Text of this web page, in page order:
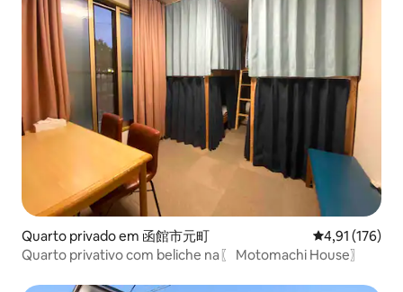
Quarto privado em 函館市元町 Classificação
4,91 (176)
Quarto privativo com beliche na〖 Motomachi House〗